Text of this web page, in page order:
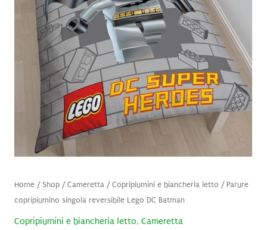
Home/ Shop/Cameretta/Copripiumini e biancheria letto / Parure
copripiumino singola reversibile Lego DC Batman
Copripiumini e biancheria letto, Cameretta